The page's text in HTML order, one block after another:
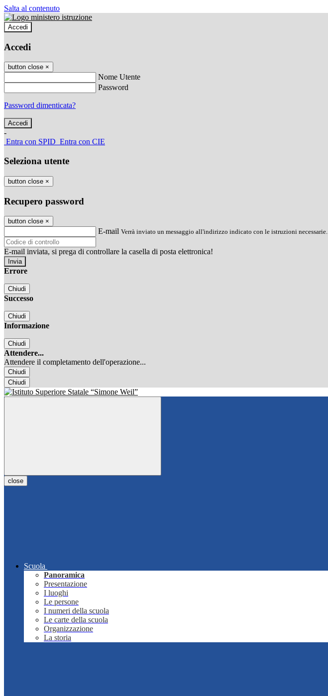
Salta al contenuto
Accedi
Accedi
button close ×
Nome Utente
Password
Password dimenticata?
-
Entra con SPID Entra con CIE
Seleziona utente
button close ×
Recupero password
button close ×
E-mail Verrà inviato un messaggio all'indirizzo indicato con le istruzioni necessarie.
E-mail inviata, si prega di controllare la casella di posta elettronica!
Errore
Chiudi
Successo
Chiudi
Informazione
Chiudi
Attendere...
Attendere il completamento dell'operazione...
Chiudi
Chiudi
close
Scuola
Panoramica
Presentazione
I luoghi
Le persone
I numeri della scuola
Le carte della scuola
Organizzazione
La storia